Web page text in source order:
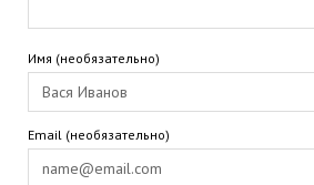
Имя (необязательно)
Email (необязательно)